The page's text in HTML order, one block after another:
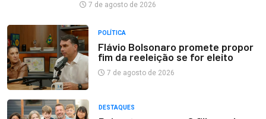
7 de agosto de 2026
POLÍTICA
Flávio Bolsonaro promete propor
fim da reeleição se for eleito
7 de agosto de 2026
DESTAQUES